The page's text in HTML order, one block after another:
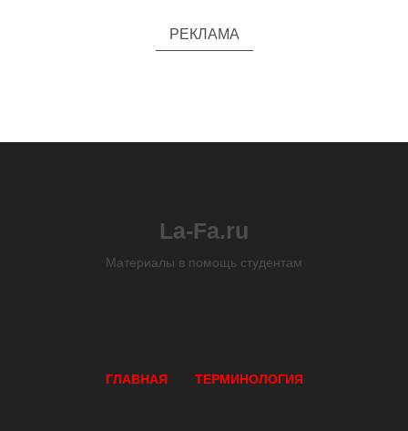
РЕКЛАМА
La-Fa.ru
Материалы в помощь студентам
ГЛАВНАЯ ТЕРМИНОЛОГИЯ